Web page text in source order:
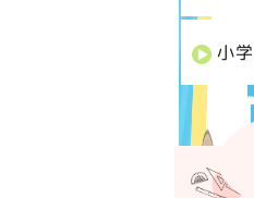
小学